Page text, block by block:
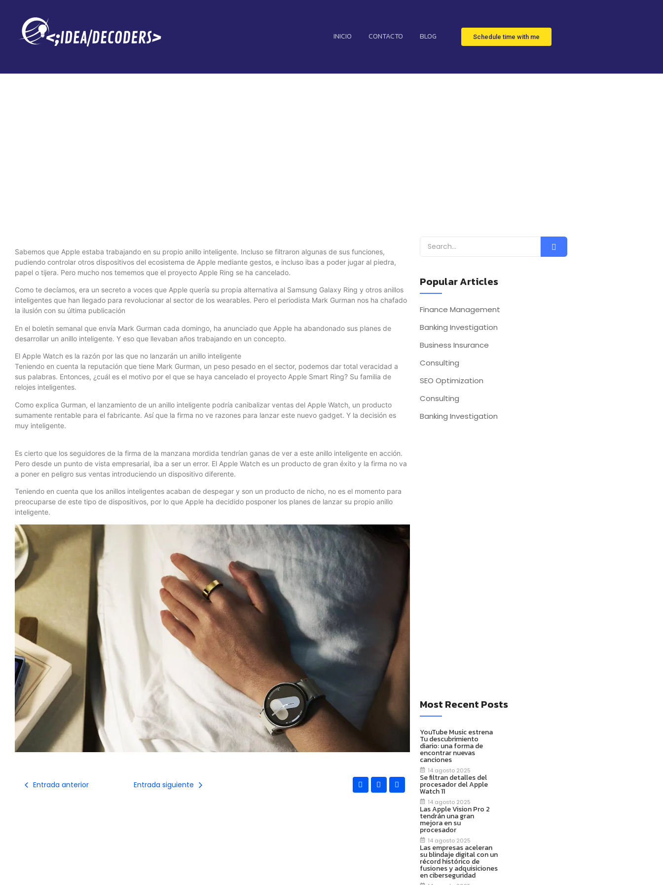
INICIO CONTACTO BLOG Schedule time with me
Sabemos que Apple estaba trabajando en su propio anillo inteligente. Incluso se filtraron algunas de sus funciones,
pudiendo controlar otros dispositivos del ecosistema de Apple mediante gestos, e incluso ibas a poder jugar al piedra,
papel o tijera. Pero mucho nos tememos que el proyecto Apple Ring se ha cancelado.
Como te decíamos, era un secreto a voces que Apple quería su propia alternativa al Samsung Galaxy Ring y otros anillos
inteligentes que han llegado para revolucionar al sector de los wearables. Pero el periodista Mark Gurman nos ha chafado
la ilusión con su última publicación
En el boletín semanal que envía Mark Gurman cada domingo, ha anunciado que Apple ha abandonado sus planes de
desarrollar un anillo inteligente. Y eso que llevaban años trabajando en un concepto.
El Apple Watch es la razón por las que no lanzarán un anillo inteligente
Teniendo en cuenta la reputación que tiene Mark Gurman, un peso pesado en el sector, podemos dar total veracidad a
sus palabras. Entonces, ¿cuál es el motivo por el que se haya cancelado el proyecto Apple Smart Ring? Su familia de
relojes inteligentes.
Como explica Gurman, el lanzamiento de un anillo inteligente podría canibalizar ventas del Apple Watch, un producto
sumamente rentable para el fabricante. Así que la firma no ve razones para lanzar este nuevo gadget. Y la decisión es
muy inteligente.
Es cierto que los seguidores de la firma de la manzana mordida tendrían ganas de ver a este anillo inteligente en acción.
Pero desde un punto de vista empresarial, iba a ser un error. El Apple Watch es un producto de gran éxito y la firma no va
a poner en peligro sus ventas introduciendo un dispositivo diferente.
Teniendo en cuenta que los anillos inteligentes acaban de despegar y son un producto de nicho, no es el momento para
preocuparse de este tipo de dispositivos, por lo que Apple ha decidido posponer los planes de lanzar su propio anillo
inteligente.
Entrada anterior Entrada siguiente
Popular Articles
Finance Management
Banking Investigation
Business Insurance
Consulting
SEO Optimization
Consulting
Banking Investigation
Most Recent Posts
YouTube Music estrena
Tu descubrimiento
diario: una forma de
encontrar nuevas
canciones
14 agosto 2025
Se filtran detalles del
procesador del Apple
Watch 11
14 agosto 2025
Las Apple Vision Pro 2
tendrán una gran
mejora en su
procesador
14 agosto 2025
Las empresas aceleran
su blindaje digital con un
récord histórico de
fusiones y adquisiciones
en ciberseguridad